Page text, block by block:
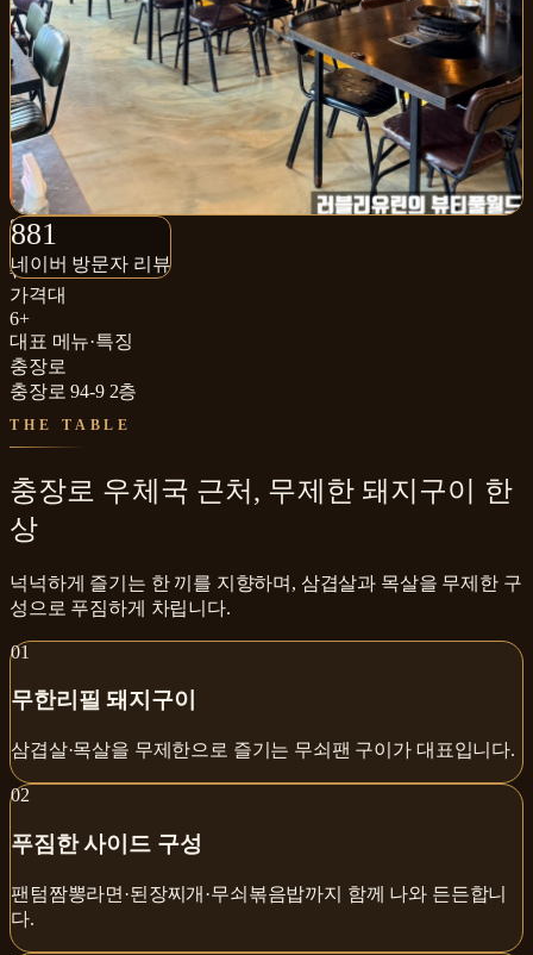
881
네이버 방문자 리뷰
881+
네이버 방문자 리뷰
₩₩
가격대
6+
대표 메뉴·특징
충장로
충장로 94-9 2층
THE TABLE
충장로 우체국 근처, 무제한 돼지구이 한
상
넉넉하게 즐기는 한 끼를 지향하며, 삼겹살과 목살을 무제한 구
성으로 푸짐하게 차립니다.
01
무한리필 돼지구이
삼겹살·목살을 무제한으로 즐기는 무쇠팬 구이가 대표입니다.
02
푸짐한 사이드 구성
팬텀짬뽕라면·된장찌개·무쇠볶음밥까지 함께 나와 든든합니
다.